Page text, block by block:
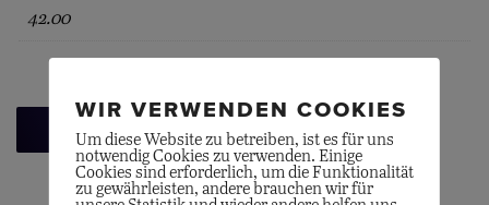
42.00
Zurück zur Übersicht
WIR VERWENDEN COOKIES
Um diese Website zu betreiben, ist es für uns
notwendig Cookies zu verwenden. Einige
Cookies sind erforderlich, um die Funktionalität
zu gewährleisten, andere brauchen wir für